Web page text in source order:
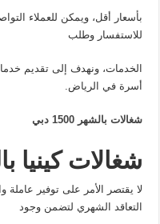
بأسعار أقل، ويمكن للعملاء
للاستفسار وطلب
الخدمات، ونهدف إلى تقديم
أسرة في الرياض.
شغالات بالشهر 1500 دبي
شغالات كينيا
لا يقتصر الأمر على توفير
التعاقد الشهري لتضمن وجود